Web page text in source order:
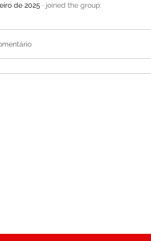
de 2025 · joined the group.